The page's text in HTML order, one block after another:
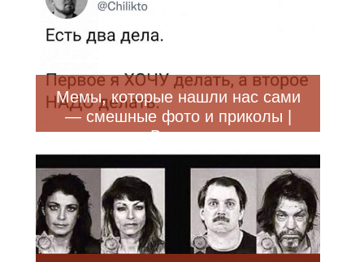
Мемы, которые нашли нас сами
— смешные фото и приколы |
Bugaga